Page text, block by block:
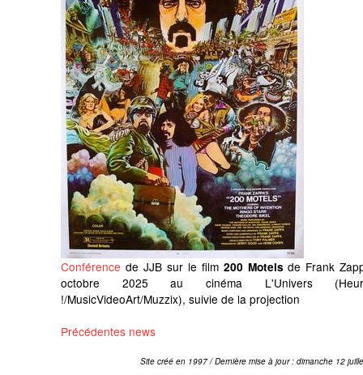
Conférence de JJB sur le film 200 Motelsde Frank
octobre 2025 au cinéma L'Univers
!/MusicVideoArt/Muzzix), suivie de la projection
Précédentes news
Site créé en 1997 / Dernière mise à jour : dimanche 12